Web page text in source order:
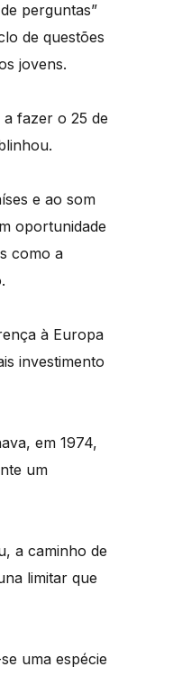
perguntas”
de questões
jovens.
fazer o 25 de
e ao som
oportunidade
como a
à Europa
investimento
em 1974,
um
a caminho de
limitar que
uma espécie